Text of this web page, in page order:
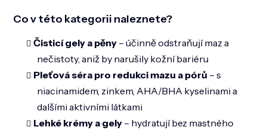
Co v této kategorii naleznete?
Čisticí gely a pěny – účinně odstraňují maz a
nečistoty, aniž by narušily kožní bariéru
Pleťová séra pro redukci mazu a pórů – s
niacinamidem, zinkem, AHA/BHA kyselinami a
dalšími aktivními látkami
Lehké krémy a gely – hydratují bez mastného